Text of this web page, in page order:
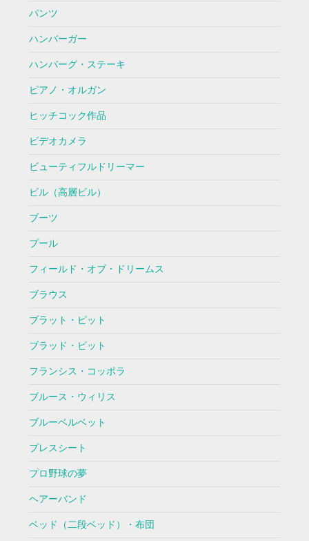
パンツ
ハンバーガー
ハンバーグ・ステーキ
ピアノ・オルガン
ヒッチコック作品
ビデオカメラ
ビューティフルドリーマー
ビル（高層ビル）
ブーツ
プール
フィールド・オブ・ドリームス
ブラウス
ブラット・ピット
ブラッド・ピット
フランシス・コッポラ
ブルース・ウィリス
ブルーベルベット
プレスシート
プロ野球の夢
ヘアーバンド
ベッド（二段ベッド）・布団